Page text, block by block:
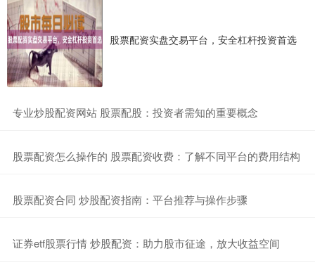
股票配资实盘交易平台，安全杠杆投资首选
​专业炒股配资网站 股票配股：投资者需知的重要概念
​股票配资怎么操作的 股票配资收费：了解不同平台的费用结构
​股票配资合同 炒股配资指南：平台推荐与操作步骤
​证券etf股票行情 炒股配资：助力股市征途，放大收益空间